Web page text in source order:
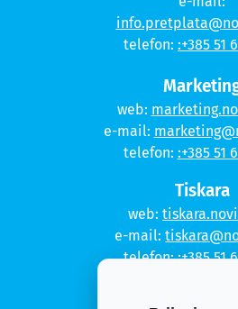
telefon: :+385 51
web:
e-mail:
telefon: :+385 51
Tiskara
web:
e-mail:
telefon::+385 51